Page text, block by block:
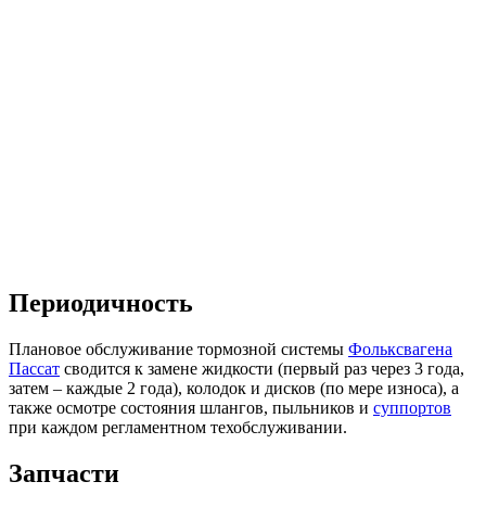
Периодичность
Плановое обслуживание тормозной системы Фольксвагена
Пассат сводится к замене жидкости (первый раз через 3 года,
затем – каждые 2 года), колодок и дисков (по мере износа), а
также осмотре состояния шлангов, пыльников и суппортов
при каждом регламентном техобслуживании.
Запчасти